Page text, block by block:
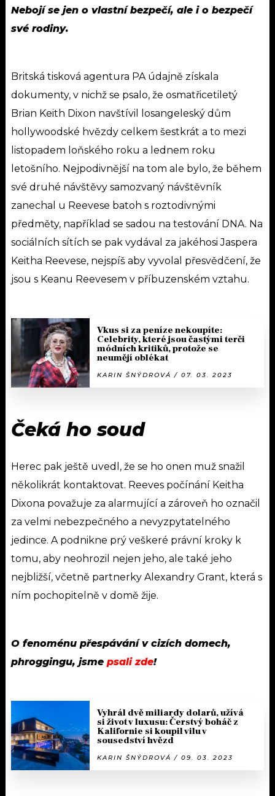
Nebojí se jen o vlastní bezpečí, ale i o bezpečí
své rodiny.
Britská tisková agentura PA údajně získala
dokumenty, v nichž se psalo, že osmatřicetiletý
Brian Keith Dixon navštívil losangeleský dům
hollywoodské hvězdy celkem šestkrát a to mezi
listopadem loňského roku a lednem roku
letošního. Nejpodivnější na tom ale bylo, že během
své druhé návštěvy samozvaný návštěvník
zanechal u Reevese batoh s roztodivnými
předměty, například se sadou na testování DNA. Na
sociálních sítích se pak vydával za jakéhosi Jaspera
Keitha Reevese, nejspíš aby vyvolal přesvědčení, že
jsou s Keanu Reevesem v příbuzenském vztahu.
Vkus si za peníze nekoupíte:
Celebrity, které jsou častými terči
módních kritiků, protože se
neumějí oblékat
KARIN ŠNÝDROVÁ / 07. 03. 2023
Čeká ho soud
Herec pak ještě uvedl, že se ho onen muž snažil
několikrát kontaktovat. Reeves počínání Keitha
Dixona považuje za alarmující a zároveň ho označil
za velmi nebezpečného a nevyzpytatelného
jedince. A podnikne prý veškeré právní kroky k
tomu, aby neohrozil nejen jeho, ale také jeho
nejbližší, včetně partnerky Alexandry Grant, která s
ním pochopitelně v domě žije.
O fenoménu přespávání v cizích domech,
phroggingu, jsme psali zde!
Vyhrál dvě miliardy dolarů, užívá
si život v luxusu: Čerstvý boháč z
Kalifornie si koupil vilu v
sousedství hvězd
KARIN ŠNÝDROVÁ / 09. 03. 2023